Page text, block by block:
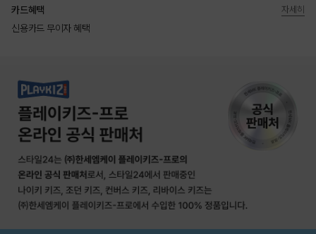
카드혜택
신용카드 무이자 혜택
자세히